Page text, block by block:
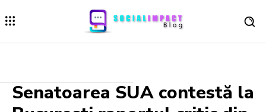
Senatoarea SUA contestă la